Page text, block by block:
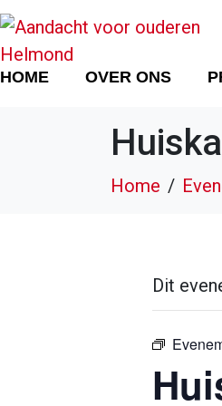
HOME OVER ONS
Home
Dit